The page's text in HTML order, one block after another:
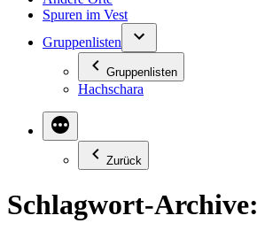
Spuren im Vest
Gruppenlisten
Gruppenlisten
Hachschara
Zurück
Schlagwort-Archive: